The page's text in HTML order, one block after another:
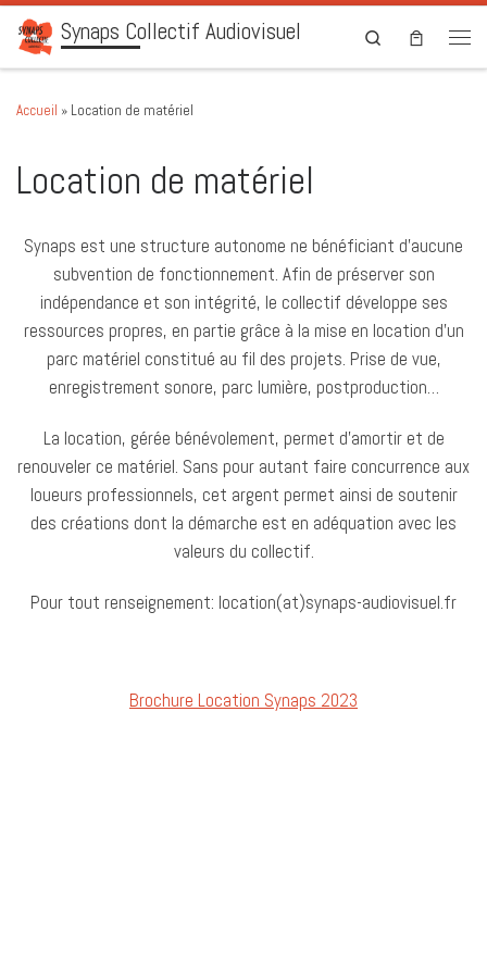
Skip to content
Synaps Collectif Audiovisuel
Search
Accueil » Location de matériel
Location de matériel
Synaps est une structure autonome ne bénéficiant d’aucune
subvention de fonctionnement. Afin de préserver son
indépendance et son intégrité, le collectif développe ses
ressources propres, en partie grâce à la mise en location d’un
parc matériel constitué au fil des projets. Prise de vue,
enregistrement sonore, parc lumière, postproduction…
La location, gérée bénévolement, permet d’amortir et de
renouveler ce matériel. Sans pour autant faire concurrence aux
loueurs professionnels, cet argent permet ainsi de soutenir
des créations dont la démarche est en adéquation avec les
valeurs du collectif.
Pour tout renseignement: location(at)synaps-audiovisuel.fr
Brochure Location Synaps 2023